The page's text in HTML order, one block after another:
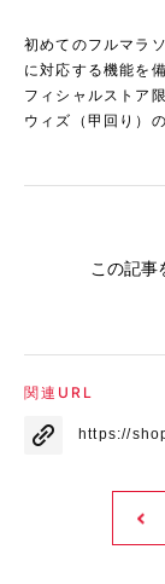
初めてのフルマラ
に対応する機能を
フィシャルストア
ウィズ（甲回り）
この記事
関連URL
https://